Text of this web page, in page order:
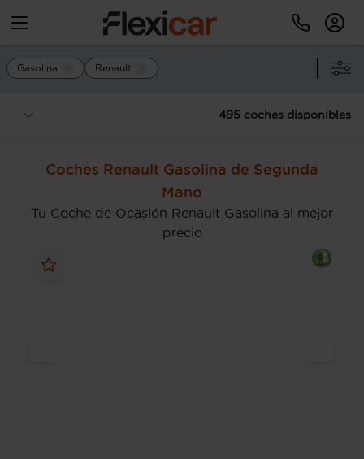
Gasolina Renault
495 coches disponibles
Coches Renault Gasolina de Segunda
Mano
Tu Coche de Ocasión Renault Gasolina al mejor
precio